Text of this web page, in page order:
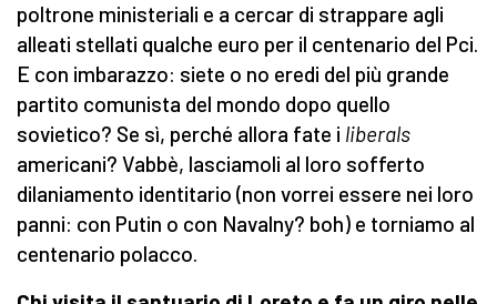
poltrone ministeriali e a cercar di strappare agli
alleati stellati qualche euro per il centenario del Pci.
E con imbarazzo: siete o no eredi del più grande
partito comunista del mondo dopo quello
sovietico? Se sì, perché allora fate i liberals
americani? Vabbè, lasciamoli al loro sofferto
dilaniamento identitario (non vorrei essere nei loro
panni: con Putin o con Navalny? boh) e torniamo al
centenario polacco.